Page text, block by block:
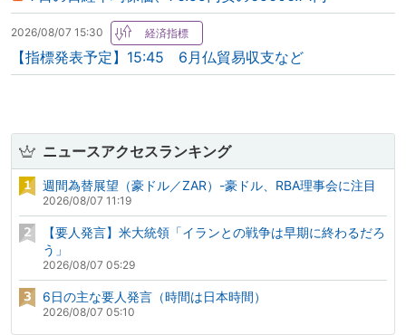
2026/08/07 15:30
【指標発表予定】15:45 6月仏貿易収支など
ニュースアクセスランキング
週間為替展望（豪ドル／ZAR）-豪ドル、RBA理事会に注目
2026/08/07 11:19
【要人発言】米大統領「イランとの戦争は早期に終わるだろ
う」
2026/08/07 05:29
6日の主な要人発言（時間は日本時間）
2026/08/07 05:10